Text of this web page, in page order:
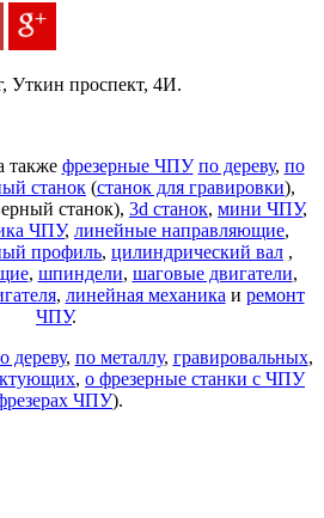
Уткин проспект, 4И.
также фрезерные ЧПУ по дереву, по
станок (станок для гравировки),
станок), 3d станок, мини ЧПУ,
ЧПУ, линейные направляющие,
профиль, цилиндрический вал ,
, шпиндели, шаговые двигатели,
, линейная механика и ремонт
ЧПУ.
дереву, по металлу, гравировальных,
, о фрезерные станки с ЧПУ
ЧПУ).